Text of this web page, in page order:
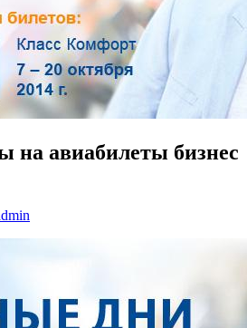
на авиабилеты бизнес